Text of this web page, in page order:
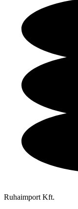
Ruhaimport Kft.